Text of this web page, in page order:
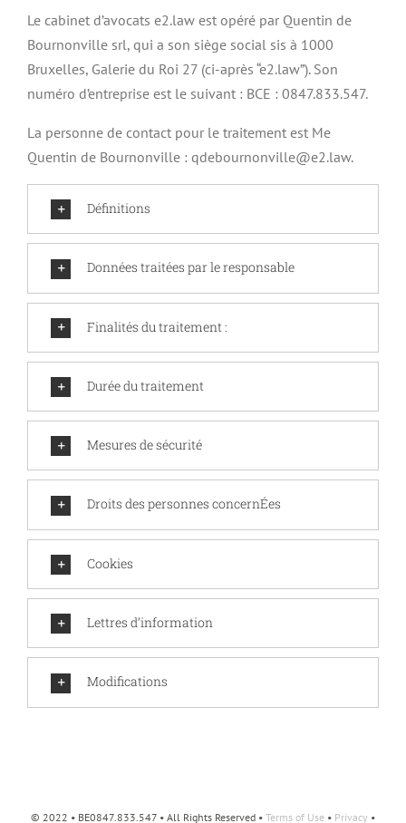
Le cabinet d’avocats e2.law est opéré par Quentin de
Bournonville srl, qui a son siège social sis à 1000
Bruxelles, Galerie du Roi 27 (ci-après “e2.law”). Son
numéro d’entreprise est le suivant : BCE : 0847.833.547.
La personne de contact pour le traitement est Me
Quentin de Bournonville : qdebournonville@e2.law.
Définitions
Données traitées par le responsable
Finalités du traitement :
Durée du traitement
Mesures de sécurité
Droits des personnes concernÉes
Cookies
Lettres d’information
Modifications
© 2022 • BE0847.833.547 • All Rights Reserved • Terms of Use • Privacy •